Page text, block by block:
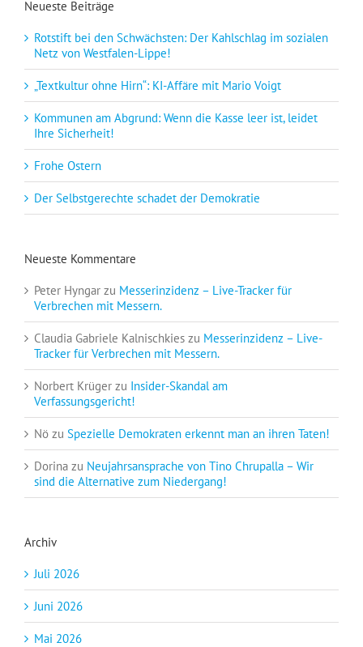
Neueste Beiträge
Rotstift bei den Schwächsten: Der Kahlschlag im sozialen
Netz von Westfalen-Lippe!
„Textkultur ohne Hirn“: KI-Affäre mit Mario Voigt
Kommunen am Abgrund: Wenn die Kasse leer ist, leidet
Ihre Sicherheit!
Frohe Ostern
Der Selbstgerechte schadet der Demokratie
Neueste Kommentare
Peter Hyngar zu Messerinzidenz – Live-Tracker für
Verbrechen mit Messern.
Claudia Gabriele Kalnischkies zu Messerinzidenz – Live-
Tracker für Verbrechen mit Messern.
Norbert Krüger zu Insider-Skandal am
Verfassungsgericht!
Nö zu Spezielle Demokraten erkennt man an ihren Taten!
Dorina zu Neujahrsansprache von Tino Chrupalla – Wir
sind die Alternative zum Niedergang!
Archiv
Juli 2026
Juni 2026
Mai 2026